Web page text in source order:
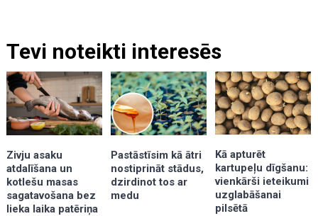
Tevi noteikti interesēs
Zivju asaku
atdalīšana un
kotlešu masas
sagatavošana bez
lieka laika patēriņa
Pastāstīsim kā ātri
nostiprināt stādus,
dzirdinot tos ar
medu
Kā apturēt
kartupeļu dīgšanu:
vienkārši ieteikumi
uzglabāšanai
pilsētā